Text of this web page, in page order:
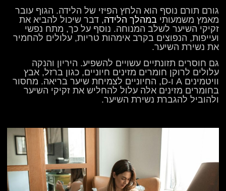
גורם תורם נוסף הוא הלחץ הפיזי של הלידה. הגוף עובר
מאמץ משמעותי במהלך הלידה, דבר שיכול להביא את
זקיקי השיער לשלב המנוחה. נוסף על כך, מתח נפשי
ועייפות, הנפוצים בקרב אימהות טריות, עלולים להחמיר
את נשירת השיער.
גם חוסרים תזונתיים עשויים להשפיע. היריון והנקה
עלולים לרוקן חומרים מזינים חיוניים, כגון ברזל, אבץ
וויטמינים A ו-D, החיוניים לצמיחת שיער בריאה. מחסור
בחומרים מזינים אלה עלול להחליש את זקיקי השיער
ולהוביל להגברת נשירת השיער.